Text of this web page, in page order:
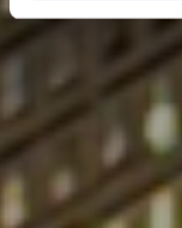
gesammelt haben.